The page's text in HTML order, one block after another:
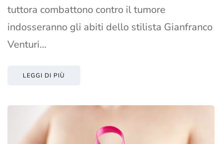
tuttora combattono contro il tumore
indosseranno gli abiti dello stilista Gianfranco
Venturi…
LEGGI DI PIÙ